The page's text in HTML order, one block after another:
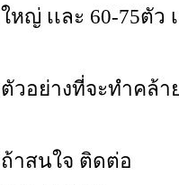
ใหญ่ เเละ 60-75ตัว
ตัวอย่างที่จะทำคล้า
ถ้าสนใจ ติดต่อ